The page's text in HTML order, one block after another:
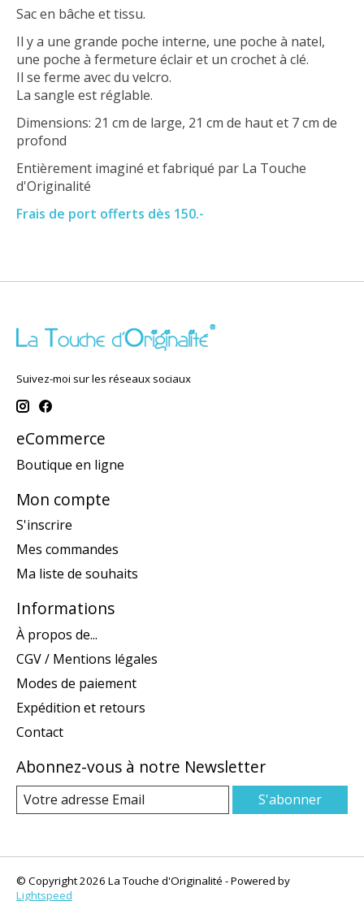
Sac en bâche et tissu.
Il y a une grande poche interne, une poche à natel,
une poche à fermeture éclair et un crochet à clé.
Il se ferme avec du velcro.
La sangle est réglable.
Dimensions: 21 cm de large, 21 cm de haut et 7 cm de
profond
Entièrement imaginé et fabriqué par La Touche
d'Originalité
Frais de port offerts dès 150.-
Suivez-moi sur les réseaux sociaux
eCommerce
Boutique en ligne
Mon compte
S'inscrire
Mes commandes
Ma liste de souhaits
Informations
À propos de...
CGV / Mentions légales
Modes de paiement
Expédition et retours
Contact
Abonnez-vous à notre Newsletter
S'abonner
© Copyright 2026 La Touche d'Originalité - Powered by
Lightspeed